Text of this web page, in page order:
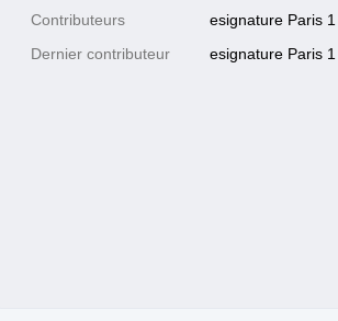
Contributeurs esignature Paris 1
Dernier contributeur esignature Paris 1